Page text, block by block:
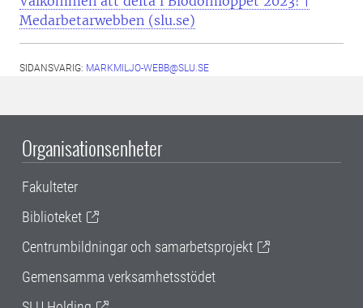
Medarbetarwebben (slu.se)
SIDANSVARIG: MARKMILJO-WEBB@SLU.SE
Organisationsenheter
Fakulteter
Biblioteket
Centrumbildningar och samarbetsprojekt
Gemensamma verksamhetsstödet